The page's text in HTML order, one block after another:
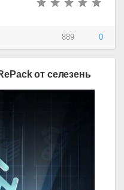
889 0
от селезень